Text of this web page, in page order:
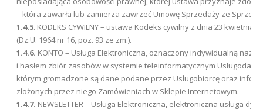
– która zawarła lub zamierza zawrzeć Umowę Sprzedaży ze
1.4.5. KODEKS CYWILNY – ustawa Kodeks cywilny z dnia 23 kwietnia
(Dz.U. 1964 nr 16, poz. 93 ze zm.).
1.4.6. KONTO – Usługa Elektroniczna, oznaczony indywidualną
i hasłem zbiór zasobów w systemie teleinformatycznym
którym gromadzone są dane podane przez Usługobiorcę oraz
złożonych przez niego Zamówieniach w Sklepie Internetowym.
1.4.7. NEWSLETTER – Usługa Elektroniczna, elektroniczna usługa